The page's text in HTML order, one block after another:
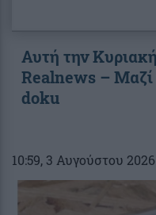
Αυτή την
Realnews –
doku
10:59, 3 Αυγούστου 2026